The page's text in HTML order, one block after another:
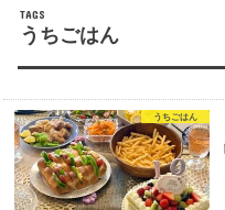
うちごはん
うちごはん